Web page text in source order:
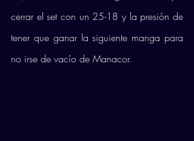
cerrar el set con un 25-18 y la presión de
tener que ganar la siguiente manga para
no irse de vacío de Manacor.